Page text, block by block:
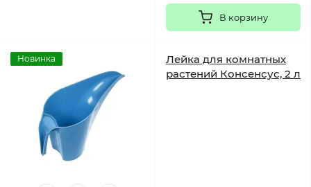
В корзину
Новинка
Лейка для комнатных
растений Консенсус, 2 л